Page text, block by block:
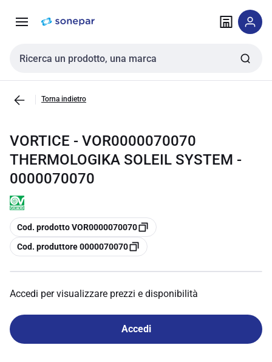
navigazione alla
Cerca input
Torna indietro
VORTICE - VOR0000070070
THERMOLOGIKA SOLEIL SYSTEM -
0000070070
copia
Cod. prodotto VOR0000070070
copia
Cod. produttore 0000070070
Accedi per visualizzare prezzi e disponibilità
Accedi